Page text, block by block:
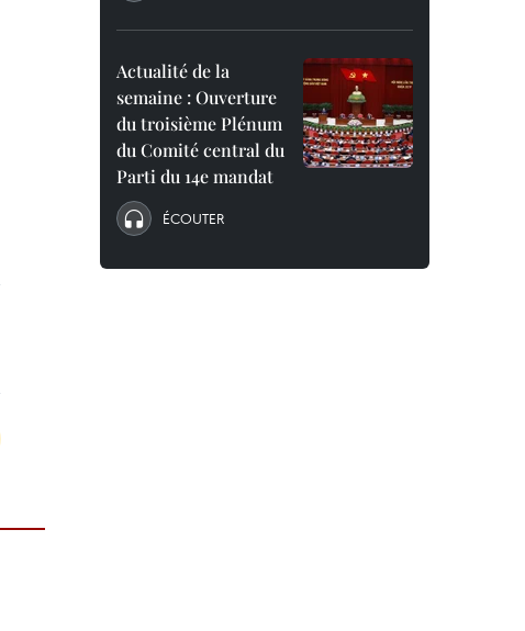
Actualité de la
semaine : Ouverture
du troisième Plénum
du Comité central du
Parti du 14e mandat
ÉCOUTER